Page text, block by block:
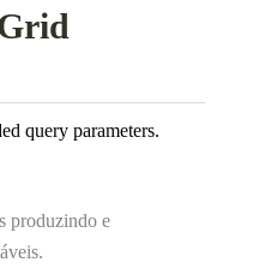
the cart.
query parameters.
produzindo e